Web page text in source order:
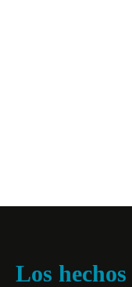
Los hechos